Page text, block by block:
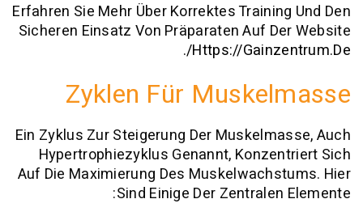
Erfahren Sie Mehr Über Korrektes
Sicheren Einsatz Von Präparaten Auf
Https://
.
Zyklen Für
Ein Zyklus Zur Steigerung Der
Hypertrophiezyklus Genannt,
Auf Die Maximierung Des
Sind Einige Der